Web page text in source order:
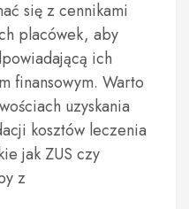
się z cennikami
placówek, aby
ich
finansowym. Warto
uzyskania
kosztów leczenia
jak ZUS czy
z